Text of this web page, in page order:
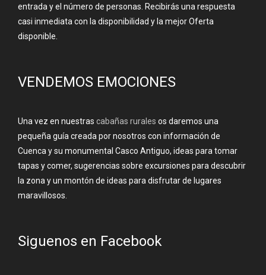
entrada y el número de personas. Recibirás una respuesta
casi inmediata con la disponibilidad y la mejor Oferta
disponible.
VENDEMOS EMOCIONES
Una vez en nuestras cabañas rurales os daremos una
pequeña guía creada por nosotros con información de
Cuenca y su monumental Casco Antiguo, ideas para tomar
tapas y comer, sugerencias sobre excursiones para descubrir
la zona y un montón de ideas para disfrutar de lugares
maravillosos.
Siguenos en Facebook